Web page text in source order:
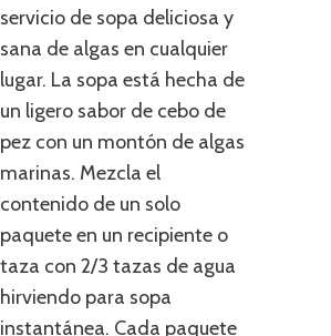
servicio de sopa deliciosa y
sana de algas en cualquier
lugar. La sopa está hecha de
un ligero sabor de cebo de
pez con un montón de algas
marinas. Mezcla el
contenido de un solo
paquete en un recipiente o
taza con 2/3 tazas de agua
hirviendo para sopa
instantánea. Cada paquete